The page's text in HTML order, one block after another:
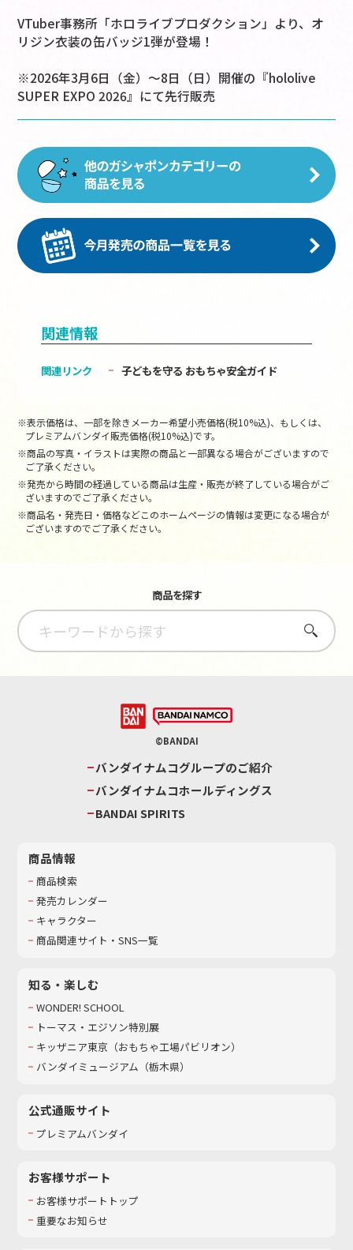
VTuber事務所「ホロライブプロダクション」より、オ
リジン衣装の缶バッジ1弾が登場！
※2026年3月6日（金）～8日（日）開催の『hololive
SUPER EXPO 2026』にて先行販売
関連情報
関連リンク 子どもを守る おもちゃ安全ガイド
※表示価格は、一部を除きメーカー希望小売価格(税10%込)、もしくは、
プレミアムバンダイ販売価格(税10%込)です。
※商品の写真・イラストは実際の商品と一部異なる場合がございますので
ご了承ください。
※発売から時間の経過している商品は生産・販売が終了している場合がご
ざいますのでご了承ください。
※商品名・発売日・価格などこのホームページの情報は変更になる場合が
ございますのでご了承ください。
商品を探す
さがす
©BANDAI
バンダイナムコグループのご紹介
バンダイナムコホールディングス
BANDAI SPIRITS
商品情報
商品検索
発売カレンダー
キャラクター
商品関連サイト・SNS一覧
知る・楽しむ
WONDER! SCHOOL
トーマス・エジソン特別展
キッザニア東京（おもちゃ工場パビリオン）​
バンダイミュージアム（栃木県）
公式通販サイト
プレミアムバンダイ
お客様サポート
お客様サポートトップ
重要なお知らせ